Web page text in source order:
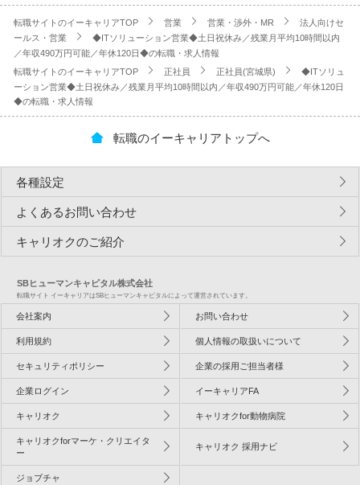
転職サイトのイーキャリアTOP 営業 営業・渉外・MR
法人向けセ
ールス・営業
◆ITソリューション営業◆土日祝休み／残業月平均10時間以内
／年収490万円可能／年休120日◆の転職・求人情報
転職サイトのイーキャリアTOP
正社員 正社員(宮城県)
◆ITソリュ
ーション営業◆土日祝休み／残業月平均10時間以内／年収490万円可能／年休120日
◆の転職・求人情報
転職のイーキャリアトップへ
各種設定
よくあるお問い合わせ
キャリオクのご紹介
SBヒューマンキャピタル株式会社
転職サイト イーキャリアはSBヒューマンキャピタルによって運営されています。
会社案内 お問い合わせ
利用規約 個人情報の取扱いについて
セキュリティポリシー 企業の採用ご担当者様
企業ログイン イーキャリアFA
キャリオク キャリオクfor動物病院
キャリオクforマーケ・クリエイタ
ー
キャリオク 採用ナビ
ジョブチャ